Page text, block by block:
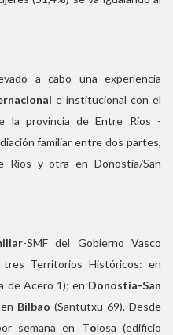
a cabo una experiencia
e institucional con el
la provincia de Entre Ríos -
familiar entre dos partes,
Ríos y otra en Donostia/San
-SMF del Gobierno Vasco
Territorios Históricos: en
de Acero 1); en Donostia-San
Bilbao (Santutxu 69). Desde
semana en Tolosa (edificio